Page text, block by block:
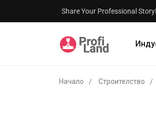
Share Your Professional Story!
Начало Строителство